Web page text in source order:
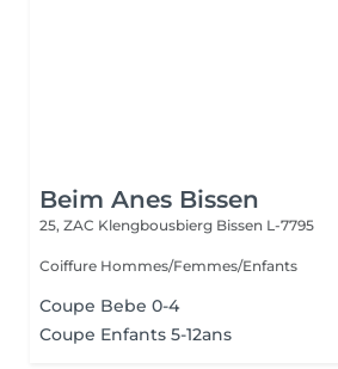
Beim Anes Bissen
25, ZAC Klengbousbierg Bissen L-7795
Coiffure Hommes/Femmes/Enfants
Coupe Bebe 0-4
Coupe Enfants 5-12ans